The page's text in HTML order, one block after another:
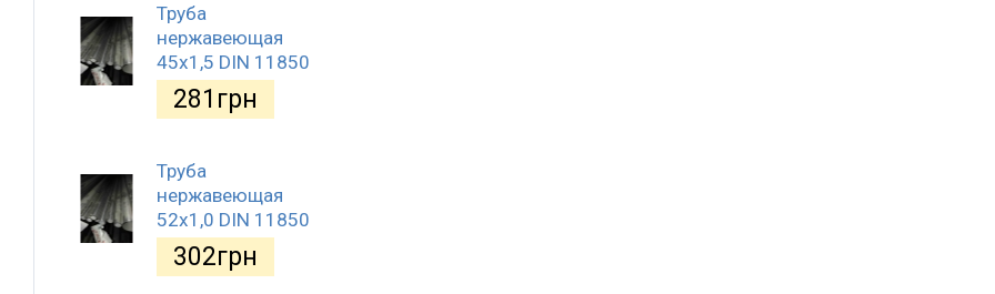
Труба
нержавеющая
45х1,5 DIN 11850
281 грн
Труба
нержавеющая
52х1,0 DIN 11850
302грн